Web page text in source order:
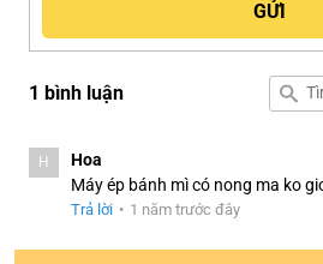
1 bình luận
H
Hoa
Máy ép bánh mì có nong ma ko
Trả lời • 1 năm trước đây